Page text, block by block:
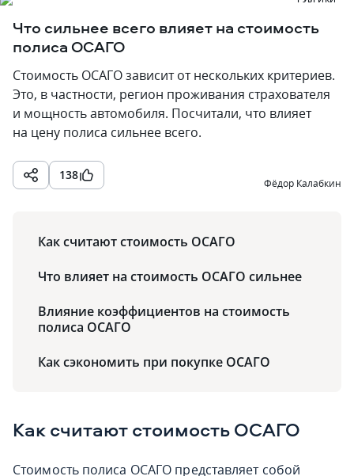
Что сильнее всего влияет на стоимость
полиса ОСАГО
Стоимость ОСАГО зависит от нескольких критериев.
Это, в частности, регион проживания страхователя
и мощность автомобиля. Посчитали, что влияет
на цену полиса сильнее всего.
138
Фёдор Калабкин
Как считают стоимость ОСАГО
Что влияет на стоимость ОСАГО сильнее
Влияние коэффициентов на стоимость
полиса ОСАГО
Как сэкономить при покупке ОСАГО
Как считают стоимость ОСАГО
Стоимость полиса ОСАГО представляет собой